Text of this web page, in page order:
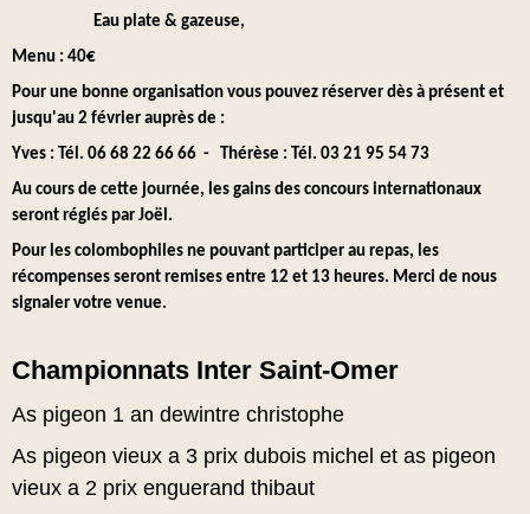
Eau plate & gazeuse,
Menu : 40€
Pour une bonne organisation vous pouvez réserver dès à présent et
jusqu'au 2 février auprès de :
Yves : Tél. 06 68 22 66 66 - Thérèse : Tél. 03 21 95 54 73
Au cours de cette journée, les gains des concours internationaux
seront réglés par Joël.
Pour les colombophiles ne pouvant participer au repas, les
récompenses seront remises entre 12 et 13 heures. Merci de nous
signaler votre venue.
Championnats Inter Saint-Omer
As pigeon 1 an dewintre christophe
As pigeon vieux a 3 prix dubois michel et as pigeon
vieux a 2 prix enguerand thibaut